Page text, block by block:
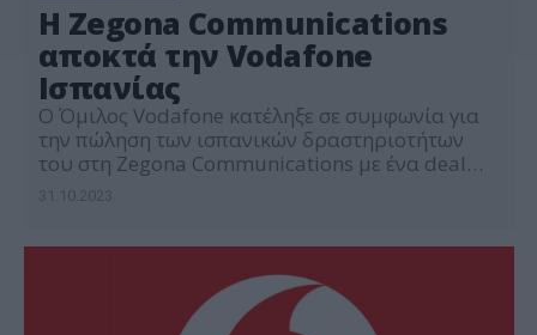
H Zegona Communications
αποκτά την Vodafone
Ισπανίας
Ο Όμιλος Vodafone κατέληξε σε συμφωνία για
την πώληση των ισπανικών δραστηριοτήτων
του στη Zegona Communications με ένα deal
μετοχών. Μετά την ολοκλήρωσή της συμφωνίας